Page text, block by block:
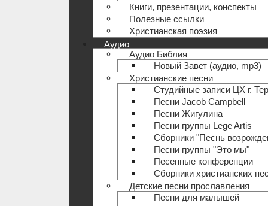
Книги, презентации, конспекты
Полезные ccылки
Христианская поэзия
Аудио
Аудио Библия
Новый Завет (аудио, mp3)
Христианские песни
Студийные записи ЦХ г.
Песни Jacob Campbell
Песни Жигулина
Песни группы Lege Artis
Сборники "Песнь
Песни группы "Это мы"
Песенные конференции
Сборники христианских
Детские песни прославления
Песни для малышей